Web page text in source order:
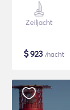
Zeiljacht
$923 /nacht